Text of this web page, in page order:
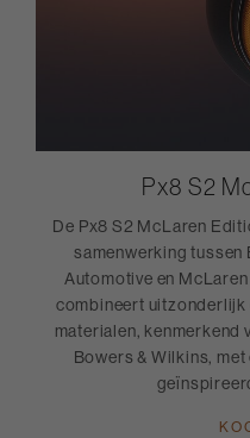
Px8 S2
De Px8 S2 McLaren
samenwerking tussen
Automotive en
combineert uitzonderlijk
materialen, kenmerkend
Bowers & Wilkins,